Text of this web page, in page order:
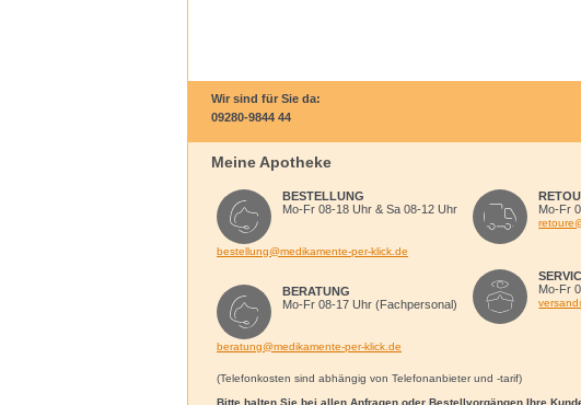
Wir sind für Sie da:
09280-9844 44
Meine Apotheke
BESTELLUNG
Mo-Fr 08-18 Uhr & Sa 08-12 Uhr
bestellung@medikamente-per-klick.de
BERATUNG
Mo-Fr 08-17 Uhr (Fachpersonal)
beratung@medikamente-per-klick.de
Mo-Fr
Mo-Fr
(Telefonkosten sind abhängig von Telefonanbieter und -tarif)
Bitte halten Sie bei allen Anfragen oder Bestellvorgängen Ihre